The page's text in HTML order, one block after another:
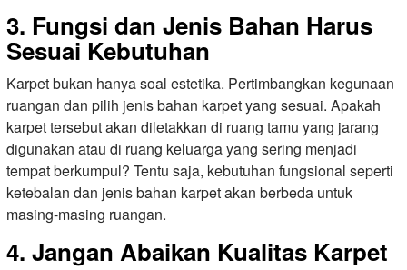
3. Fungsi dan Jenis Bahan Harus
Sesuai Kebutuhan
Karpet bukan hanya soal estetika. Pertimbangkan kegunaan
ruangan dan pilih jenis bahan karpet yang sesuai. Apakah
karpet tersebut akan diletakkan di ruang tamu yang jarang
digunakan atau di ruang keluarga yang sering menjadi
tempat berkumpul? Tentu saja, kebutuhan fungsional seperti
ketebalan dan jenis bahan karpet akan berbeda untuk
masing-masing ruangan.
4. Jangan Abaikan Kualitas Karpet